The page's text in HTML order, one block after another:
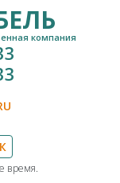
компания
время.